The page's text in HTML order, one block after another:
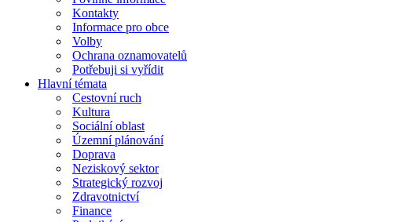
Kontakty
Informace pro obce
Volby
Ochrana oznamovatelů
Potřebuji si vyřídit
Hlavní témata
Cestovní ruch
Kultura
Sociální oblast
Územní plánování
Doprava
Neziskový sektor
Strategický rozvoj
Zdravotnictví
Finance